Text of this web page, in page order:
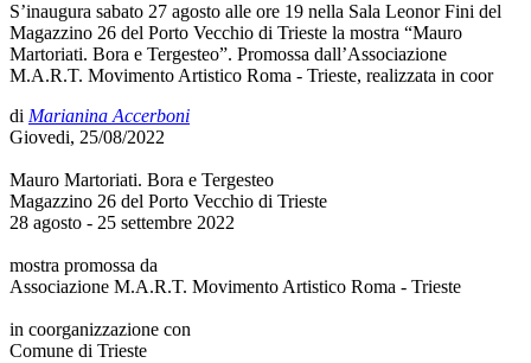
S’inaugura sabato 27 agosto alle ore 19 nella Sala Leonor Fini del
Magazzino 26 del Porto Vecchio di Trieste la mostra “Mauro
Martoriati. Bora e Tergesteo”. Promossa dall’Associazione
M.A.R.T. Movimento Artistico Roma - Trieste, realizzata in coor
di Marianina Accerboni
Giovedi, 25/08/2022
Mauro Martoriati. Bora e Tergesteo
Magazzino 26 del Porto Vecchio di Trieste
28 agosto - 25 settembre 2022
mostra promossa da
Associazione M.A.R.T. Movimento Artistico Roma - Trieste
in coorganizzazione con
Comune di Trieste